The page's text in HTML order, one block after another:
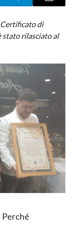
di
stato rilasciato al
Perché